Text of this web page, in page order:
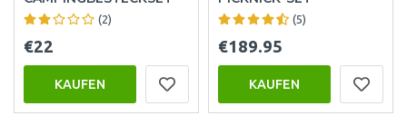
(2)
€22
KAUFEN
(5)
€189.95
KAUFEN